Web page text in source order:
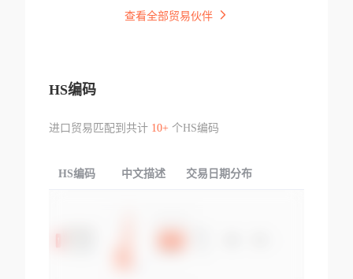
查看全部贸易伙伴
HS编码
进口贸易匹配到共计 10+个HS编码
HS编码 中文描述 交易日期分布